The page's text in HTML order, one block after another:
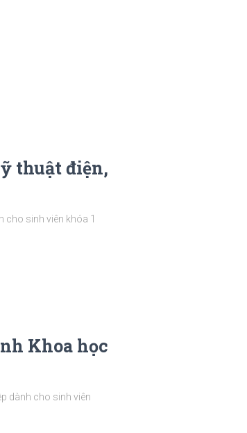
thuật điện,
cho sinh viên khóa 1
Khoa học
dành cho sinh viên